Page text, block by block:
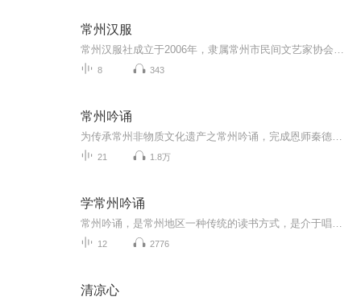
常州汉服
8 343
常州吟诵
21 1.8万
学常州吟诵
12 2776
清凉心